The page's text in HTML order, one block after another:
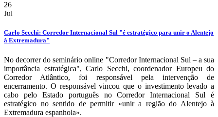
26
Jul
Carlo Secchi: Corredor Internacional Sul "é estratégico para unir o Alentejo
à Extremadura"
No decorrer do seminário online "Corredor Internacional Sul – a sua
importância estratégica", Carlo Secchi, coordenador Europeu do
Corredor Atlântico, foi responsável pela intervenção de
encerramento. O responsável vincou que o investimento levado a
cabo pelo Estado português no Corredor Internacional Sul é
estratégico no sentido de permitir «unir a região do Alentejo à
Extremadura espanhola».